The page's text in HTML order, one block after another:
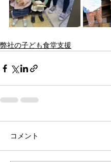
弊社の子ども食堂支援
コメント